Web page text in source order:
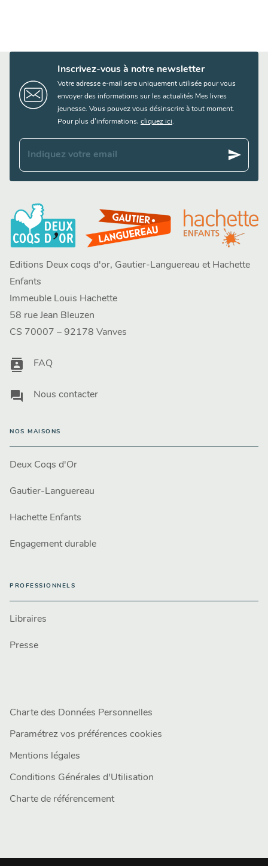
Inscrivez-vous à notre newsletter
Votre adresse e-mail sera uniquement utilisée pour vous
envoyer des informations sur les actualités Mes livres
jeunesse. Vous pouvez vous désinscrire à tout moment.
Pour plus d’informations, cliquez ici.
Indiquez votre email send
Editions Deux coqs d'or, Gautier-Languereau et Hachette
Enfants
Immeuble Louis Hachette
58 rue Jean Bleuzen
CS 70007 – 92178 Vanves
contacts FAQ
question_answer Nous contacter
NOS MAISONS
Deux Coqs d'Or
Gautier-Languereau
Hachette Enfants
Engagement durable
PROFESSIONNELS
Libraires
Presse
Charte des Données Personnelles
Paramétrez vos préférences cookies
Mentions légales
Conditions Générales d'Utilisation
Charte de référencement